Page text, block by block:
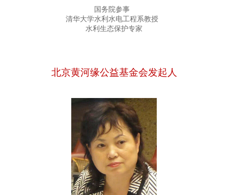
国务院参事
清华大学水利水电工程系教授
水利生态保护专家
北京黄河缘公益基金会发起人